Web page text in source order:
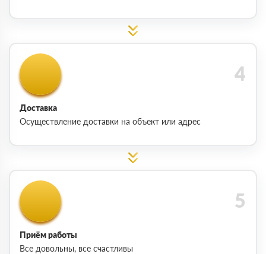
Доставка
Осуществление доставки на объект или адрес
Приём работы
Все довольны, все счастливы